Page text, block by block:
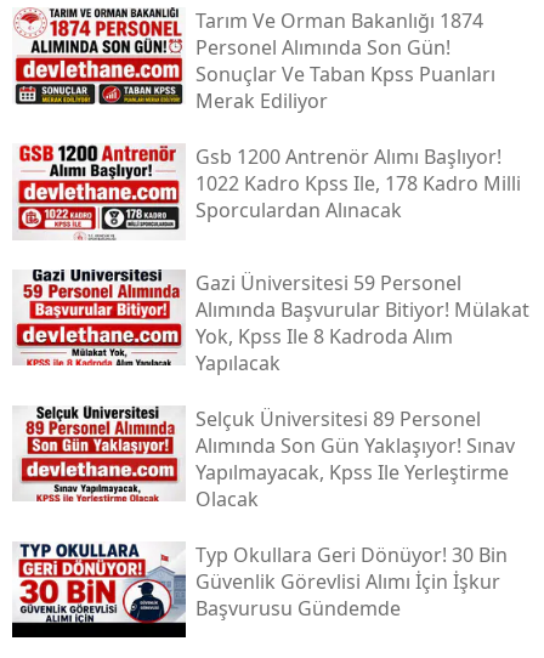
Tarım Ve Orman Bakanlığı 1874
Personel Alımında Son Gün!
Sonuçlar Ve Taban Kpss Puanları
Merak Ediliyor
Gsb 1200 Antrenör Alımı Başlıyor!
1022 Kadro Kpss Ile, 178 Kadro Milli
Sporculardan Alınacak
Gazi Üniversitesi 59 Personel
Alımında Başvurular Bitiyor! Mülakat
Yok, Kpss Ile 8 Kadroda Alım
Yapılacak
Selçuk Üniversitesi 89 Personel
Alımında Son Gün Yaklaşıyor! Sınav
Yapılmayacak, Kpss Ile Yerleştirme
Olacak
Typ Okullara Geri Dönüyor! 30 Bin
Güvenlik Görevlisi Alımı İçin İşkur
Başvurusu Gündemde